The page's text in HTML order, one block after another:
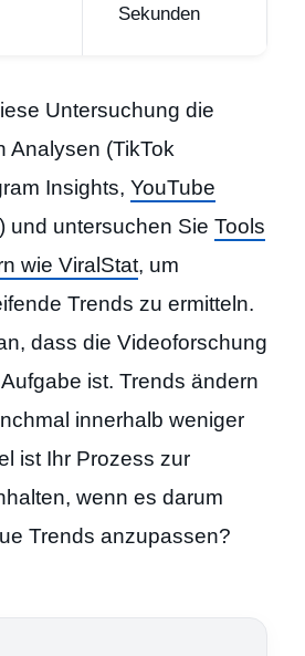
Sekunden
Untersuchung die
Analysen (TikTok
Insights, YouTube
und untersuchen Sie Tools
wie ViralStat, um
Trends zu ermitteln.
dass die Videoforschung
ist. Trends ändern
innerhalb weniger
ist Ihr Prozess zur
wenn es darum
Trends anzupassen?